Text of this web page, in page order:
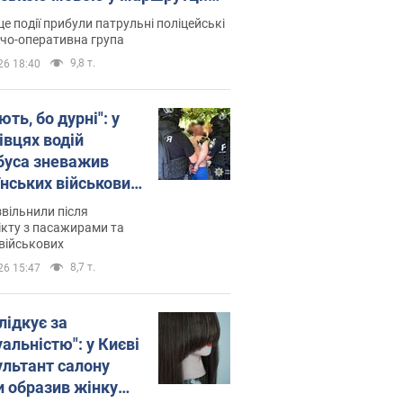
склала адмінпротокол.
події прибули патрульні поліцейські
оперативна група
18:40 9,8 т.
бо дурні": у
водій
зневажив
військових
Відео
після
з пасажирами та
15:47 8,7 т.
за
у Києві
салону
образив жінку